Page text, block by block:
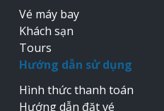
Vé máy bay
Khách sạn
Tours
Hướng dẫn sử dụng
Hình thức thanh toán
Hướng dẫn đặt vé